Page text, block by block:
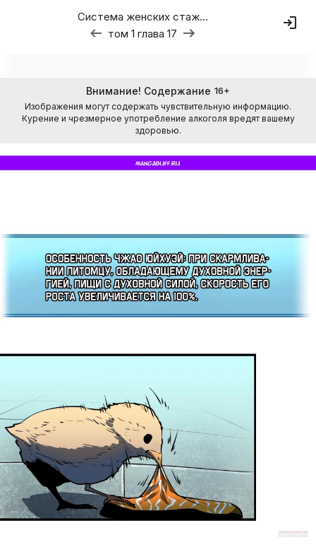
Система женских стажировок
том 1 глава 17
Внимание! Содержание 16+
Изображения могут содержать чувствительную информацию.
Курение и чрезмерное употребление алкоголя вредят вашему
здоровью.